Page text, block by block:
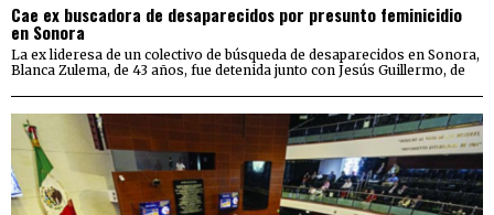
Cae ex buscadora de desaparecidos por presunto feminicidio
en Sonora
La ex lideresa de un colectivo de búsqueda de desaparecidos en Sonora,
Blanca Zulema, de 43 años, fue detenida junto con Jesús Guillermo, de